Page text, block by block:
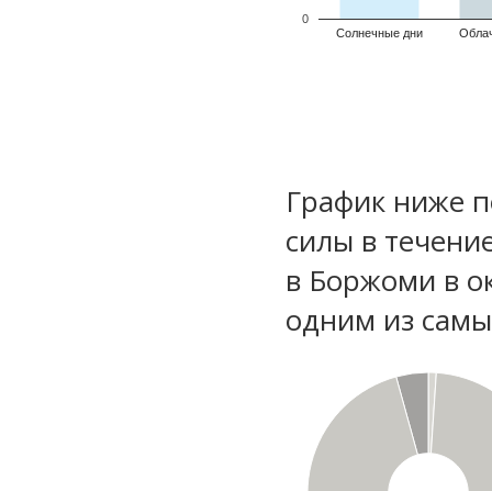
Солнечные дни
0
График ниже
силы в
в Боржоми в
одним из